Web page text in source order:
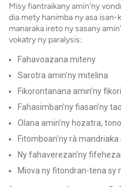
Misy fiantraikany amin'ny
dia mety hanimba ny asa
manaraka ireto ny sasany
vokatry ny paralysis:
Fahavoazana miteny
Sarotra amin'ny mitelina
Fikorontanana amin'ny
Fahasimban'ny fiasan'ny
Olana amin'ny hozatra,
Fitomboan'ny rà
Ny fahaverezan'ny
Miova ny fitondran-tena sy